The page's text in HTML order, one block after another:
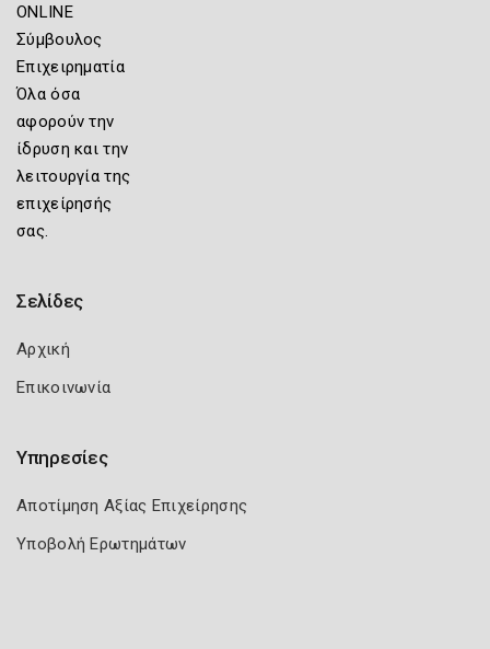
ONLINE
Σύμβουλος
Επιχειρηματία
Όλα όσα
αφορούν την
ίδρυση και την
λειτουργία της
επιχείρησής
σας.
Σελίδες
Αρχική
Επικοινωνία
Υπηρεσίες
Αποτίμηση Αξίας Επιχείρησης
Υποβολή Ερωτημάτων